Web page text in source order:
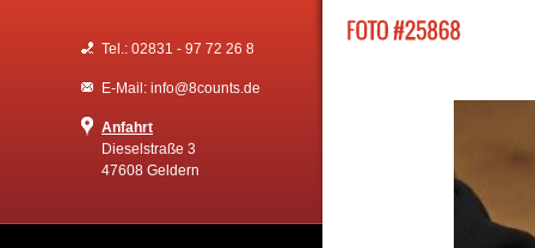
Tel.: 02831 - 97 72 26 8
E-Mail: info@8counts.de
Anfahrt
Dieselstraße 3
47608 Geldern